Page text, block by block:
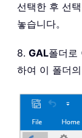
선택한 후 선
놓습니다。
8. GAL폴더로
하여 이 폴더